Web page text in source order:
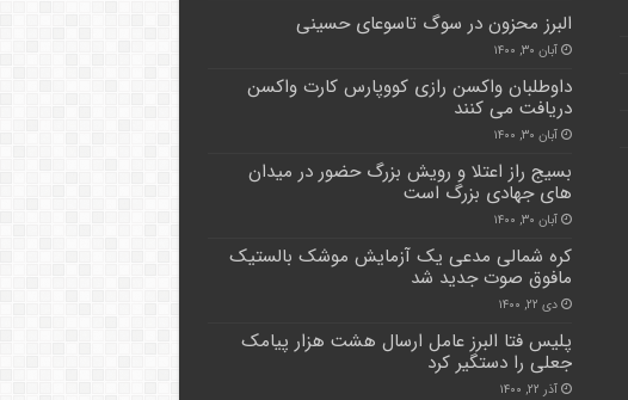
البرز محزون در سوگ تاسوعای حسینی
آبان ۳۰, ۱۴۰۰
داوطلبان واکسن رازی کووپارس کارت واکسن
دریافت می کنند
آبان ۳۰, ۱۴۰۰
بسیج راز اعتلا و رویش بزرگ حضور در میدان
های جهادی بزرگ است
آبان ۳۰, ۱۴۰۰
کره شمالی مدعی یک آزمایش موشک بالستیک
مافوق صوت جدید شد
دی ۲۲, ۱۴۰۰
پلیس فتا البرز عامل ارسال هشت هزار پیامک
جعلی را دستگیر کرد
آذر ۲۲, ۱۴۰۰